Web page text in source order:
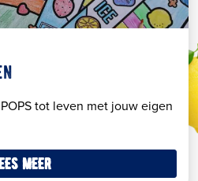
tot leven met jouw eigen
meer